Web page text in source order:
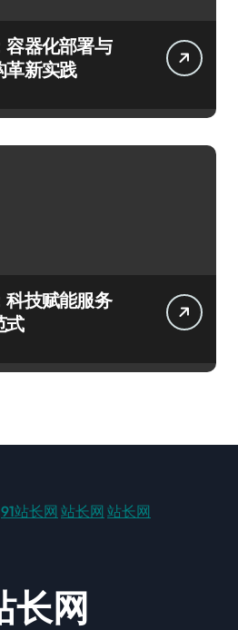
容器化部署与
革新实践
科技赋能服务
式
91站长网 站长网 站长网
长网